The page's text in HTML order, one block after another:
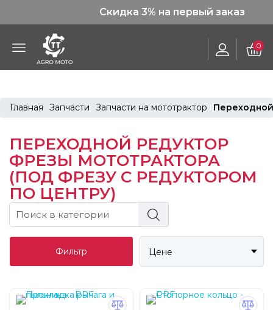
Скидка 3% на первый заказ
0
Главная Запчасти Запчасти на мототрактор
ПЕРЕХОДНОЙ РЕДУКТОР
ФРЕЗЫ МОТОТРАКТОРА
(ПОД ФРЕЗУ С РЕДУКТОРОМ
ПО ЦЕНТРУ)
Фильтр Цене